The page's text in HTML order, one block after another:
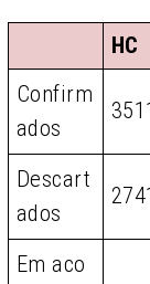
HC
Confirm
ados
Descart
ados
Em aco